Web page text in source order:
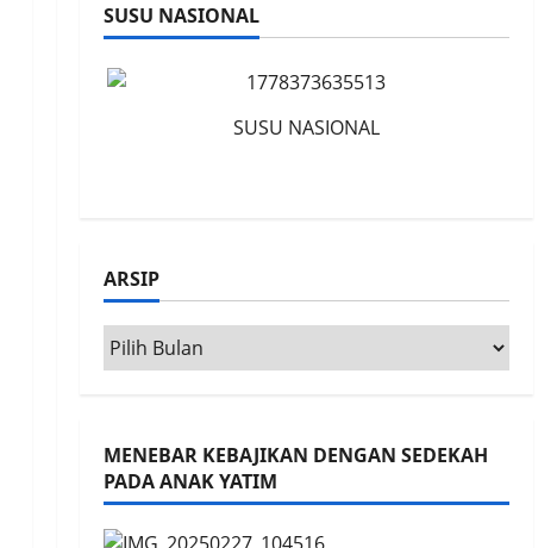
SUSU NASIONAL
SUSU NASIONAL
ARSIP
Arsip
MENEBAR KEBAJIKAN DENGAN SEDEKAH
PADA ANAK YATIM